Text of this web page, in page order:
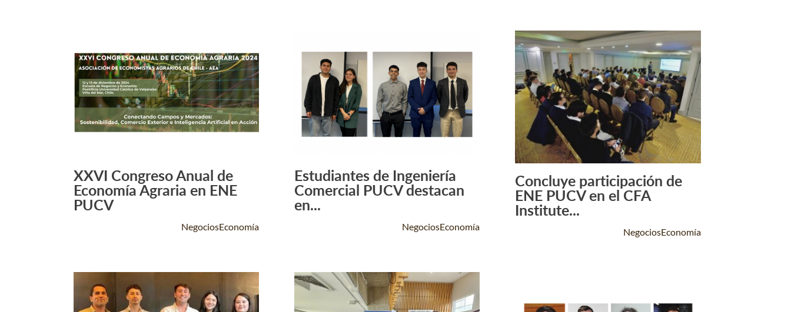
Leer Más +
XXVI Congreso Anual de
Economía Agraria en ENE
PUCV
NegociosEconomía
Leer Más +
Estudiantes de Ingeniería
Comercial PUCV destacan
en...
NegociosEconomía
Leer Más +
Concluye participación de
ENE PUCV en el CFA
Institute...
NegociosEconomía